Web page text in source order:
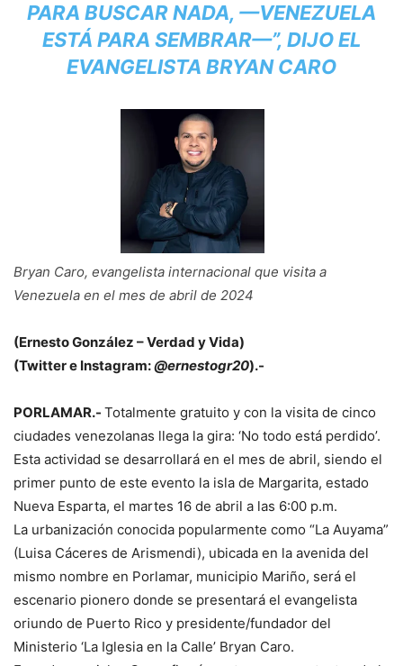
PARA BUSCAR NADA, —VENEZUELA
ESTÁ PARA SEMBRAR—”, DIJO EL
EVANGELISTA BRYAN CARO
Bryan Caro, evangelista internacional que visita a
Venezuela en el mes de abril de 2024
(Ernesto González – Verdad y Vida)
(Twitter e Instagram:@ernestogr20).-
PORLAMAR.- Totalmente gratuito y con la visita de cinco
ciudades venezolanas llega la gira: ‘No todo está perdido’.
Esta actividad se desarrollará en el mes de abril, siendo el
primer punto de este evento la isla de Margarita, estado
Nueva Esparta, el martes 16 de abril a las 6:00 p.m.
La urbanización conocida popularmente como “La Auyama”
(Luisa Cáceres de Arismendi), ubicada en la avenida del
mismo nombre en Porlamar, municipio Mariño, será el
escenario pionero donde se presentará el evangelista
oriundo de Puerto Rico y presidente/fundador del
Ministerio ‘La Iglesia en la Calle’ Bryan Caro.